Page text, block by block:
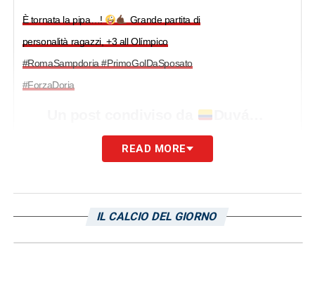
È tornata la pipa…!
Grande partita di
personalità ragazzi, +3 all Olímpico
#RomaSampdoria #PrimoGolDaSposato
#ForzaDoria
Zapata-gol, la Samp sbanca
READ MORE
IL CALCIO DEL GIORNO